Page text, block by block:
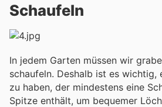
Schaufeln
In jedem Garten müssen wir
schaufeln. Deshalb ist es wichtig,
zu haben, der mindestens eine
Spitze enthält, um bequemer